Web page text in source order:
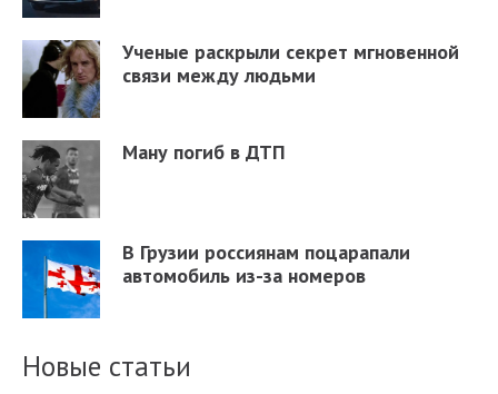
Ученые раскрыли секрет мгновенной
связи между людьми
Ману погиб в ДТП
В Грузии россиянам поцарапали
автомобиль из-за номеров
Новые статьи